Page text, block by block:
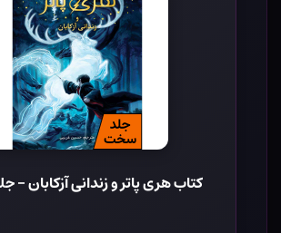
کتاب هری پاتر و زندانی آزکابان